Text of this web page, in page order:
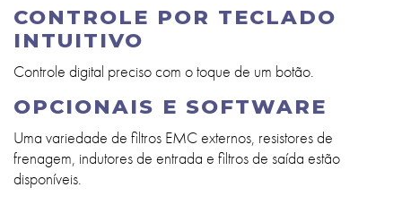
CONTROLE POR TECLADO
INTUITIVO
Controle digital preciso com o toque de um botão.
OPCIONAIS E SOFTWARE
Uma variedade de filtros EMC externos, resistores de
frenagem, indutores de entrada e filtros de saída estão
disponíveis.